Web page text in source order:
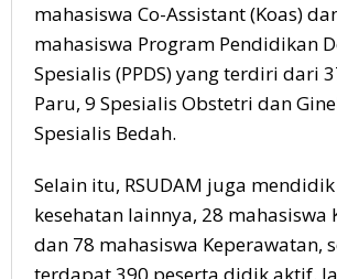
mahasiswa Co-Assistant (Koas)
mahasiswa Program Pendidikan
Spesialis (PPDS) yang terdiri dari
Paru, 9 Spesialis Obstetri dan
Spesialis Bedah.
Selain itu, RSUDAM juga
kesehatan lainnya, 28 mahasiswa
dan 78 mahasiswa Keperawatan,